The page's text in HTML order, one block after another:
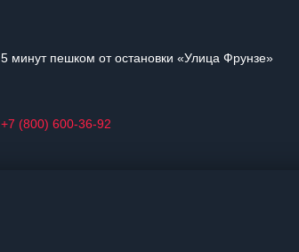
5 минут пешком от остановки «Улица Фрунзе»
+7 (800) 600-36-92